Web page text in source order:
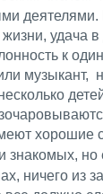
деятелями.
удача в
к
музыкант,
хорошие
знакомых, но
ничего из